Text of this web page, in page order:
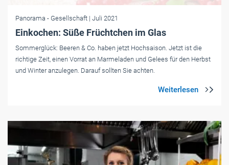
Panorama - Gesellschaft | Juli 2021
Einkochen: Süße Früchtchen im Glas
Sommerglück: Beeren & Co. haben jetzt Hochsaison. Jetzt ist die
richtige Zeit, einen Vorrat an Marmeladen und Gelees für den Herbst
und Winter anzulegen. Darauf sollten Sie achten.